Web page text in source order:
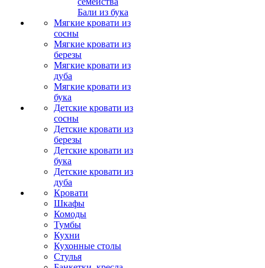
Бали из бука
Мягкие кровати из
сосны
Мягкие кровати из
березы
Мягкие кровати из
дуба
Мягкие кровати из
бука
Детские кровати из
сосны
Детские кровати из
березы
Детские кровати из
бука
Детские кровати из
дуба
Кровати
Шкафы
Комоды
Тумбы
Кухни
Кухонные столы
Стулья